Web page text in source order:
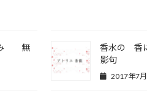
み 無
香水の 香
影句
2017年7